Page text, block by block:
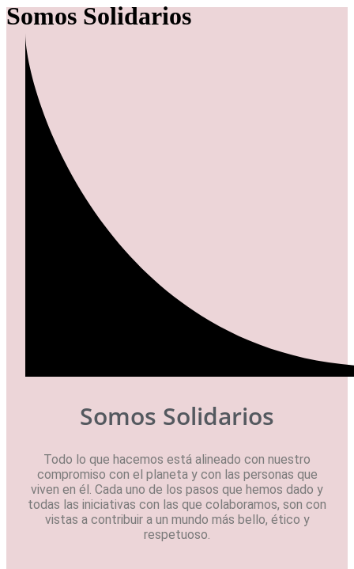
Somos Solidarios
Somos Solidarios
Todo lo que hacemos está alineado con nuestro
compromiso con el planeta y con las personas que
viven en él. Cada uno de los pasos que hemos dado y
todas las iniciativas con las que colaboramos, son con
vistas a contribuir a un mundo más bello, ético y
respetuoso.